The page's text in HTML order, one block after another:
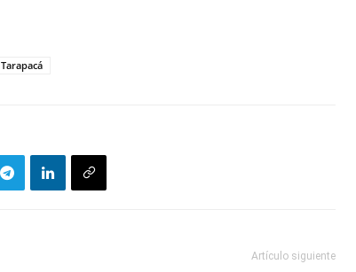
Tarapacá
Artículo siguiente